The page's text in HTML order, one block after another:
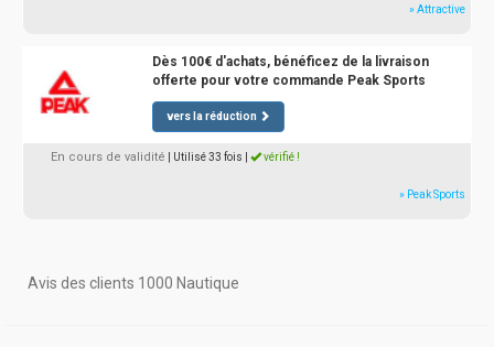
» Attractive
Dès 100€ d'achats, bénéficez de la livraison
offerte pour votre commande Peak Sports
vers la réduction
En cours de validité | Utilisé 33 fois vérifié !
» Peak Sports
Avis des clients 1000 Nautique